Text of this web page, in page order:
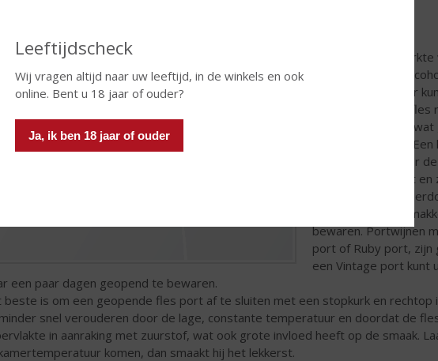
Leeftijdscheck
Wij vragen altijd naar uw leeftijd, in de winkels en ook
online. Bent u 18 jaar of ouder?
Ja, ik ben 18 jaar of ouder
Port is een
suikergehalte en
rode wijn. Hierdoor
bewaren dan een
tussen een jonge,
houtgerijpte port.
Tawny port, is door
aanraking geweest
voor zuurstof en
portwijnen kunt u
bewaren. Portwijnen
port of Ruby port, zijn
een Vintage port kunt
een paar dagen geopend te bewaren.
beste is om een geopende fles port af te sluiten met een stopkurk en rechtop
snel verouderen door de lage, constante temperatuur en doordat de
in aanraking met zuurstof, wat ook grote invloed heeft op de smaak.
komen, dan smaakt hij het lekkerst.